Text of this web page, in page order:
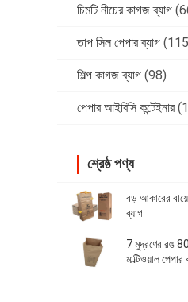
চিমটি নীচের কাগজ ব্যাগ
তাপ সিল পেপার ব্যাগ
শিল্প কাগজ ব্যাগ (98)
পেপার আইবিসি কন্টেইনার
শ্রেষ্ঠ পণ্য
বড় আকারের
ব্যাগ
7 মুদ্রণের রঙ
মাল্টিওয়াল পেপার